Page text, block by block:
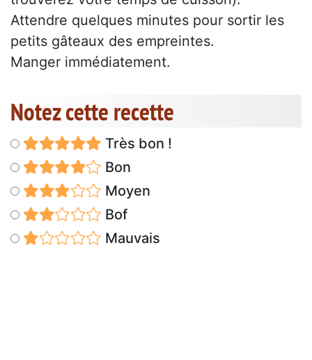
Attendre quelques minutes pour sortir les
petits gâteaux des empreintes.
Manger immédiatement.
Notez cette recette
Très bon !
Bon
Moyen
Bof
Mauvais